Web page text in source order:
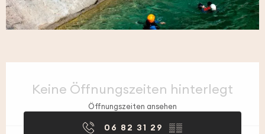
Keine Öffnungszeiten hinterlegt
Öffnungszeiten ansehen
06 82 31 29 ▒▒